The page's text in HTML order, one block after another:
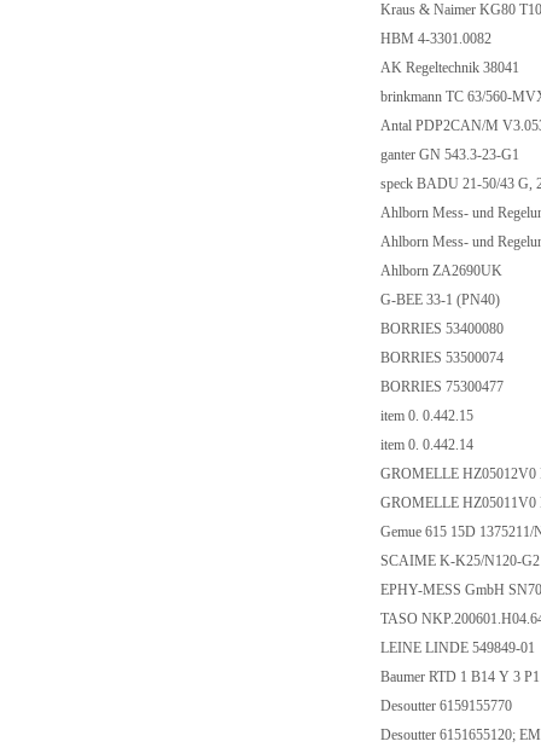
Kraus & Naimer KG80
HBM 4-3301.0082
AK Regeltechnik 38041
brinkmann TC 63/560-
Antal PDP2CAN/M
ganter GN 543.3-23-G1
speck BADU 21-50/43 G,
Ahlborn Mess- und
Ahlborn Mess- und
Ahlborn ZA2690UK
G-BEE 33-1 (PN40)
BORRIES 53400080
BORRIES 53500074
BORRIES 75300477
item 0. 0.442.15
item 0. 0.442.14
GROMELLE HZ05012V0
GROMELLE HZ05011V0
Gemue 615 15D 1375211/
SCAIME K-K25/N120-
EPHY-MESS GmbH
TASO
LEINE LINDE 549849-01
Baumer RTD 1 B14 Y 3
Desoutter 6159155770
Desoutter 6151655120;